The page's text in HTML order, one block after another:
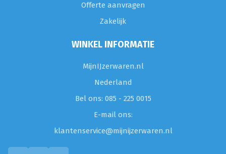
Offerte aanvragen
Zakelijk
WINKEL INFORMATIE
MijnIJzerwaren.nl
Nederland
Bel ons: 085 - 225 0015
E-mail ons:
klantenservice@mijnijzerwaren.nl